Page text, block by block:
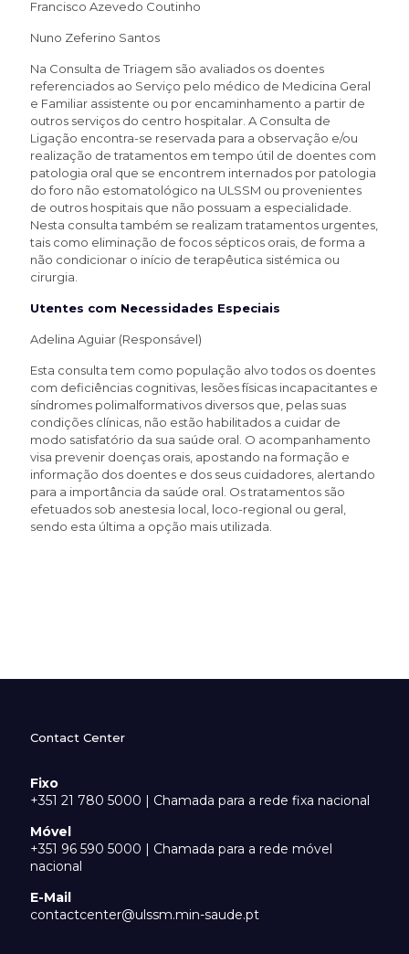
Francisco Azevedo Coutinho
Nuno Zeferino Santos
Na Consulta de Triagem são avaliados os doentes
referenciados ao Serviço pelo médico de Medicina Geral
e Familiar assistente ou por encaminhamento a partir de
outros serviços do centro hospitalar. A Consulta de
Ligação encontra-se reservada para a observação e/ou
realização de tratamentos em tempo útil de doentes com
patologia oral que se encontrem internados por patologia
do foro não estomatológico na ULSSM ou provenientes
de outros hospitais que não possuam a especialidade.
Nesta consulta também se realizam tratamentos urgentes,
tais como eliminação de focos sépticos orais, de forma a
não condicionar o início de terapêutica sistémica ou
cirurgia.
Utentes com Necessidades Especiais
Adelina Aguiar (Responsável)
Esta consulta tem como população alvo todos os doentes
com deficiências cognitivas, lesões físicas incapacitantes e
síndromes polimalformativos diversos que, pelas suas
condições clínicas, não estão habilitados a cuidar de
modo satisfatório da sua saúde oral. O acompanhamento
visa prevenir doenças orais, apostando na formação e
informação dos doentes e dos seus cuidadores, alertando
para a importância da saúde oral. Os tratamentos são
efetuados sob anestesia local, loco-regional ou geral,
sendo esta última a opção mais utilizada.
Contact Center
Fixo
+351 21 780 5000 | Chamada para a rede fixa nacional
Móvel
+351 96 590 5000 | Chamada para a rede móvel
nacional
E-Mail
contactcenter@ulssm.min-saude.pt